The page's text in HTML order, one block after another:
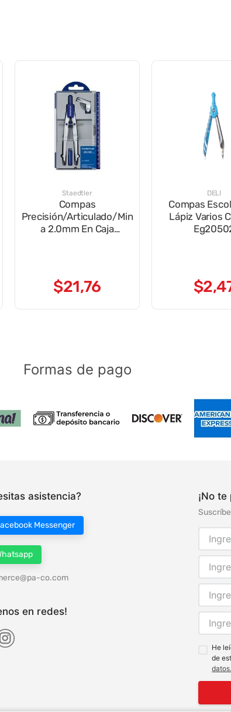
Staedtler
Compas
Precisión/Articulado/Min
a 2.0mm En Caja
$21,76
DELI
Compas
Lápiz Varios
$2,
Formas de pago
asistencia?
Messenger
co.com
en redes!
¡No
He
de
datos.